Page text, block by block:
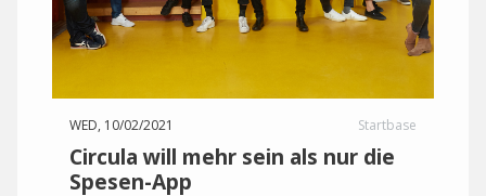
WED, 10/02/2021 Startbase
Circula will mehr sein als nur die
Spesen-App